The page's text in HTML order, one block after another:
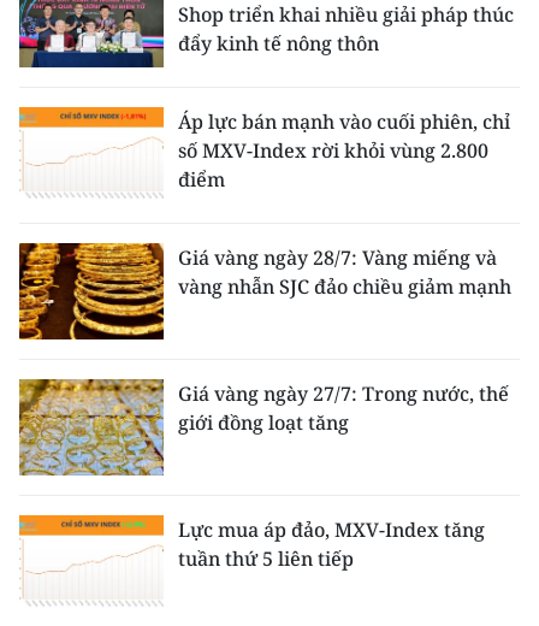
Shop triển khai nhiều giải pháp thúc
đẩy kinh tế nông thôn
Áp lực bán mạnh vào cuối phiên, chỉ
số MXV-Index rời khỏi vùng 2.800
điểm
Giá vàng ngày 28/7: Vàng miếng và
vàng nhẫn SJC đảo chiều giảm mạnh
Giá vàng ngày 27/7: Trong nước, thế
giới đồng loạt tăng
Lực mua áp đảo, MXV-Index tăng
tuần thứ 5 liên tiếp